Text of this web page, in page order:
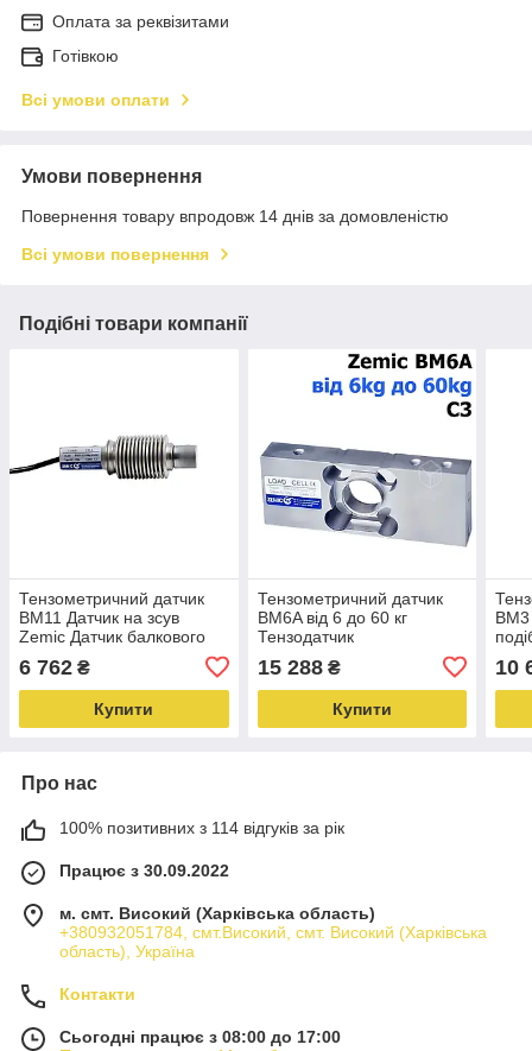
Оплата за реквізитами
Готівкою
Всі умови оплати
Умови повернення
Повернення товару впродовж 14 днів за домовленістю
Всі умови повернення
Подібні товари компанії
Тензометричний датчик
BM11 Датчик на зсув
Zemic Датчик балкового
6 762 ₴
Купити
Тензометричний датчик
BM6A від 6 до 60 кг
Тензодатчик
одноточкового типу Zemic
BM6A Датчик
одноточковий Земік
15 288₴
Купити
10
Про нас
100% позитивних з 114 відгуків за рік
Працює з 30.09.2022
м. смт. Високий (Харківська область)
+380932051784, смт.Високий, смт. Високий (Харківська
область), Україна
Контакти
Сьогодні працює з 08:00 до 17:00